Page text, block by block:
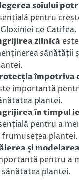
soiului
pentru
de Catifea.
zilnică
sănătății
împotriva
importantă
plantei.
în timpul
pentru a
frumusețea plantei.
și
pentru a
sănătatea plantei.